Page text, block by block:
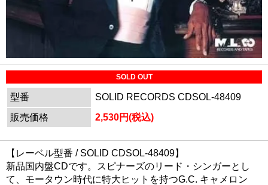
SOLD OUT
型番
SOLID RECORDS CDSOL-48409
販売価格
2,530円(税込)
【レーベル型番 / SOLID CDSOL-48409】
新品国内盤CDです。スピナーズのリード・シンガーとし
て、モータウン時代に特大ヒットを持つG.C. キャメロン